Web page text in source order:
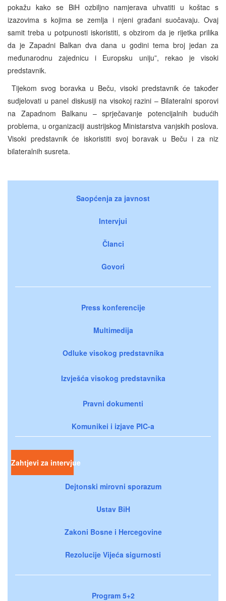
pokažu kako se BiH ozbiljno namjerava uhvatiti u koštac s
izazovima s kojima se zemlja i njeni građani suočavaju. Ovaj
samit treba u potpunosti iskoristiti, s obzirom da je rijetka prilika
da je Zapadni Balkan dva dana u godini tema broj jedan za
međunarodnu zajednicu i Europsku uniju”, rekao je visoki
predstavnik.
Tijekom svog boravka u Beču, visoki predstavnik će također
sudjelovati u panel diskusiji na visokoj razini – Bilateralni sporovi
na Zapadnom Balkanu – sprječavanje potencijalnih budućih
problema, u organizaciji austrijskog Ministarstva vanjskih poslova.
Visoki predstavnik će iskoristiti svoj boravak u Beču i za niz
bilateralnih susreta.
Saopćenja za javnost
Intervjui
Članci
Govori
Press konferencije
Multimedija
Odluke visokog predstavnika
Izvješća visokog predstavnika
Pravni dokumenti
Komunikei i izjave PIC-a
Zahtjevi za intervjue
Dejtonski mirovni sporazum
Ustav BiH
Zakoni Bosne i Hercegovine
Rezolucije Vijeća sigurnosti
Program 5+2